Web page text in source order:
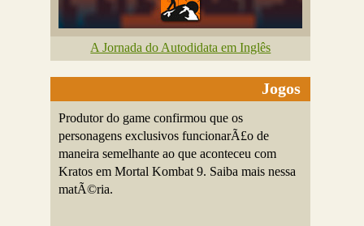
A Jornada do Autodidata em Inglês
Jogos
Produtor do game confirmou que os
personagens exclusivos funcionarÃ£o de
maneira semelhante ao que aconteceu com
Kratos em Mortal Kombat 9. Saiba mais nessa
matÃ©ria.